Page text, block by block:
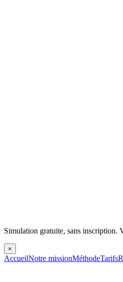
Simulation gratuite, sans inscription.
×
AccueilNotre missionMéthodeTarifs